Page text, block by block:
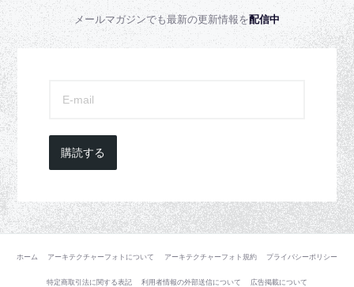
メールマガジンでも最新の更新情報を配信中
購読する
ホーム アーキテクチャーフォトについて アーキテクチャーフォト規約 プライバシーポリシー
特定商取引法に関する表記 利用者情報の外部送信について 広告掲載について